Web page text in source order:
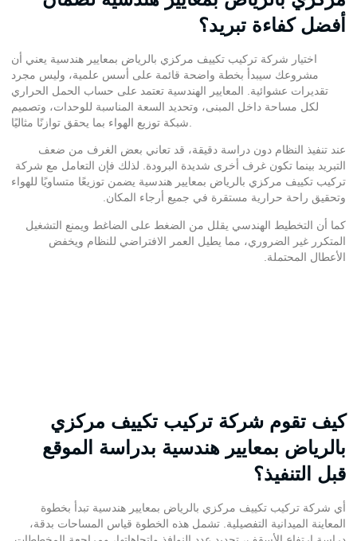
أفضل كفاءة تبريد؟
اختيار شركة تركيب تكييف مركزي بالرياض بمعايير هندسية يعني أن
مشروعك سيبدأ بخطة واضحة قائمة على أسس علمية، وليس مجرد
تقديرات عشوائية. المعايير الهندسية تعتمد على حساب الحمل الحراري
لكل مساحة داخل المبنى، وتحديد السعة المناسبة للوحدات، وتصميم
عند تنفيذ النظام دون دراسة دقيقة، قد تعاني بعض الغرف من ضعف
التبريد بينما تكون غرف أخرى شديدة البرودة. لذلك فإن التعامل مع شركة
تركيب تكييف مركزي بالرياض بمعايير هندسية يضمن توزيعًا متساويًا للهواء
وتحقيق راحة حرارية مستقرة في جميع أرجاء المكان.
كما أن التخطيط الهندسي يقلل من الضغط على الضاغط ويمنع التشغيل
المتكرر غير الضروري، مما يطيل العمر الافتراضي للنظام ويخفض
الأعطال المحتملة.
كيف تقوم شركة تركيب تكييف مركزي
بالرياض بمعايير هندسية بدراسة الموقع
قبل التنفيذ؟
أي شركة تركيب تكييف مركزي بالرياض بمعايير هندسية تبدأ بخطوة
المعاينة الميدانية التفصيلية. تشمل هذه الخطوة قياس المساحات بدقة،